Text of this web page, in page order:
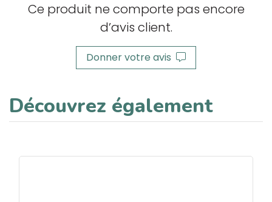
Ce produit ne comporte pas encore
d’avis client.
Donner votre avis
Découvrez également